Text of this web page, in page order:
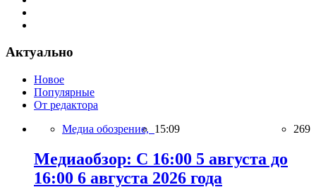
Актуально
Новое
Популярные
От редактора
Медиа обозрение, 15:09 269
Медиаобзор: С 16:00 5 августа до
16:00 6 августа 2026 года